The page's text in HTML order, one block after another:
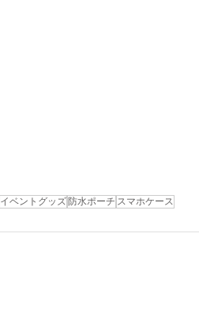
イベントグッズ 防水ポーチ スマホケース